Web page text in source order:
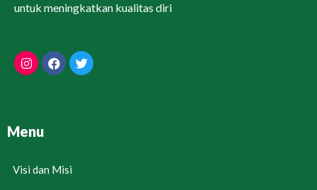
untuk meningkatkan kualitas diri
Menu
Visi dan Misi